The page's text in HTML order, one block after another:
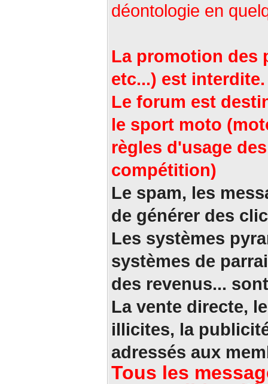
déontologie en
La promotion des
etc...) est interdite.
Le forum est
le sport moto
règles d'usage
compétition)
Le spam, les
de générer des
Les systèmes
systèmes de
des revenus...
La vente directe,
illicites, la
adressés aux
Tous les